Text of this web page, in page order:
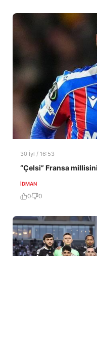
30 İyl / 16:53
“Çelsi” Fransa
İDMAN
0 0